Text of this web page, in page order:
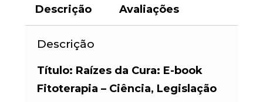
Descrição Avaliações
Descrição
Título: Raízes da Cura: E-book
Fitoterapia – Ciência, Legislação